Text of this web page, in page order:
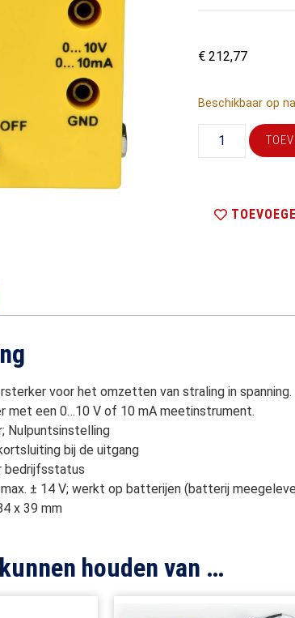
€ 212,77
Beschikbaar op
voor het omzetten van straling in spanning.
met een 0…10 V of 10 mA meetinstrument.
Nulpuntsinstelling
bij de uitgang
bedrijfsstatus
max. ± 14 V; werkt op batterijen (batterij
x 39 mm
houden van …